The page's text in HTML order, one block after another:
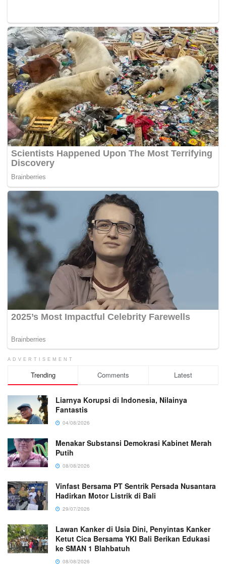
ADVERTISEMENT
Trending Comments Latest
Liarnya Korupsi di Indonesia, Nilainya
Fantastis
04/08/2026
Menakar Substansi Demokrasi Kabinet Merah
Putih
08/08/2026
Vinfast Bersama PT Sentrik Persada Nusantara
Hadirkan Motor Listrik di Bali
29/07/2026
Lawan Kanker di Usia Dini, Penyintas Kanker
Ketut Cica Bersama YKI Bali Berikan Edukasi
ke SMAN 1 Blahbatuh
08/08/2026